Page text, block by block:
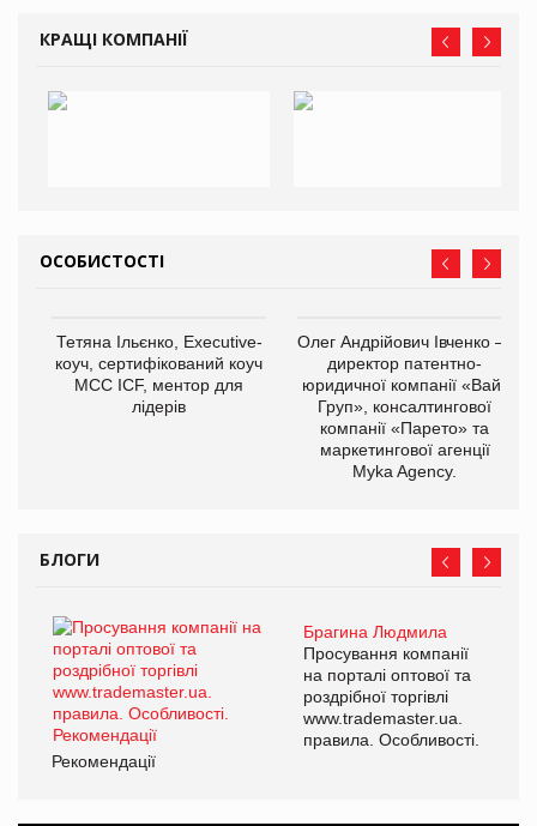
КРАЩІ КОМПАНІЇ
ОСОБИСТОСТІ
Тетяна Ільєнко, Executive-
коуч, сертифікований коуч
МСС ICF, ментор для
лідерів
Олег Андрійович Івченко —
директор патентно-
юридичної компанії «Вайз
Груп», консалтингової
компанії «Парето» та
маркетингової агенції
Myka Agency.
БЛОГИ
Брагина Людмила
Просування компанії
на порталі оптової та
роздрібної торгівлі
www.trademaster.ua.
правила. Особливості.
Рекомендації